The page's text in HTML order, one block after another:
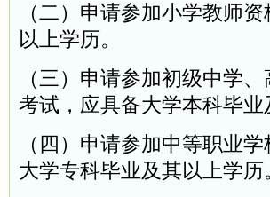
（二）申请参加小学教师
以上学历。
（三）申请参加初级中学
考试，应具备大学本科毕
（四）申请参加中等职业
大学专科毕业及其以上学历